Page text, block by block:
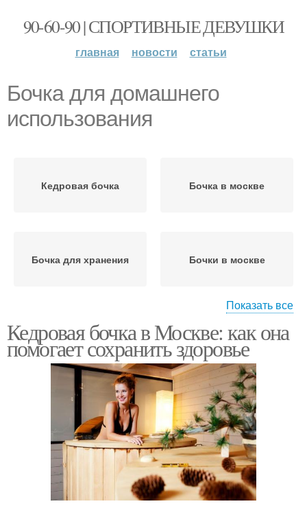
90-60-90 | СПОРТИВНЫЕ ДЕВУШКИ
главная новости статьи
Бочка для домашнего
использования
Кедровая бочка Бочка в москве
Бочка для хранения Бочки в москве
Цены на кедровые
бочки
использования
Показать все
Кедровая бочка в Москве: как она
помогает сохранить здоровье